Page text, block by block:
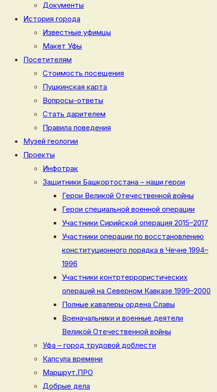
Документы
История города
Известные уфимцы
Макет Уфы
Посетителям
Стоимость посещения
Пушкинская карта
Вопросы-ответы
Стать дарителем
Правила поведения
Музей геологии
Проекты
Инфотрак
Защитники Башкортостана – наши герои
Герои Великой Отечественной войны
Герои специальной военной операции
Участники Сирийской операция 2015–2017
Участники операции по восстановлению
конституционного порядка в Чечне 1994–
1996
Участники контртеррористических
операций на Северном Кавказе 1999–2000
Полные кавалеры ордена Славы
Военачальники и военные деятели
Великой Отечественной войны
Уфа – город трудовой доблести
Капсула времени
Маршрут.ПРО
Добрые дела